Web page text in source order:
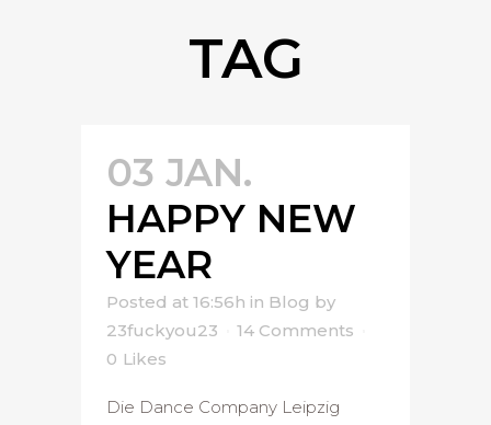
TAG
03 JAN.
HAPPY NEW
YEAR
Posted at 16:56h in Blog by
23fuckyou23
14 Comments
0 Likes
Die Dance Company Leipzig